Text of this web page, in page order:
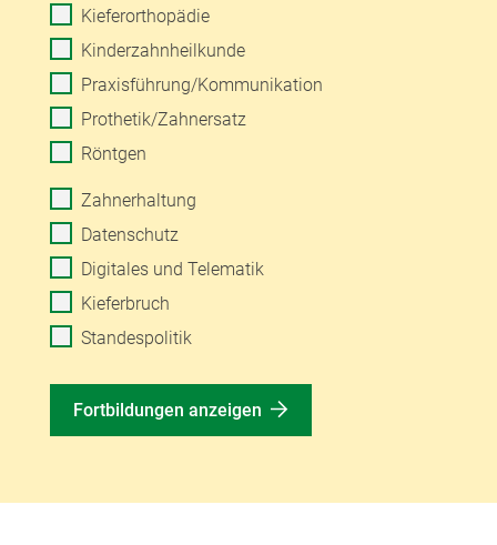
Kieferorthopädie
Kinderzahnheilkunde
Praxisführung/Kommunikation
Prothetik/Zahnersatz
Röntgen
Zahnerhaltung
Datenschutz
Digitales und Telematik
Kieferbruch
Standespolitik
Fortbildungen anzeigen